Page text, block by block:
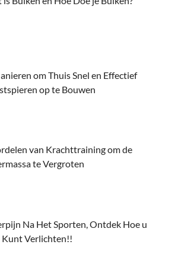
om Thuis Snel en Effectief
op te Bouwen
van Krachttraining om de
te Vergroten
Na Het Sporten, Ontdek Hoe u
Kunt Verlichten!!